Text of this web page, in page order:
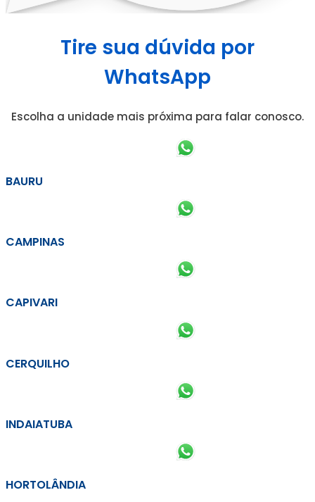
Tire sua dúvida por
WhatsApp
Escolha a unidade mais próxima para falar conosco.
BAURU
CAMPINAS
CAPIVARI
CERQUILHO
INDAIATUBA
HORTOLÂNDIA